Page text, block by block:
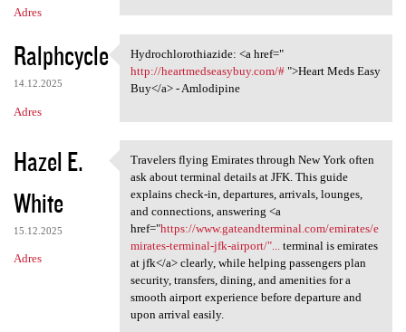
Adres
Ralphcycle
14.12.2025
Adres
Hydrochlorothiazide: <a href=
Hydrochlorothiazide: <a href="
http://heartmedseasybuy.com/#">Heart Meds Easy
Buy</a> - Amlodipine
Hazel E.
White
15.12.2025
Adres
Travelers flying Emirates
Travelers flying Emirates through New York often
ask about terminal details at JFK. This guide
explains check-in, departures, arrivals, lounges,
and connections, answering <a
href="https://www.gateandterminal.com/emirates/e
mirates-terminal-jfk-airport/"...
terminal is emirates
at jfk</a> clearly, while helping passengers plan
security, transfers, dining, and amenities for a
smooth airport experience before departure and
upon arrival easily.